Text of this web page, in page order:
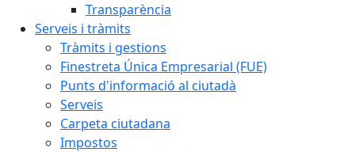
Transparència
Serveis i tràmits
Tràmits i gestions
Finestreta Única Empresarial (FUE)
Punts d'informació al ciutadà
Serveis
Carpeta ciutadana
Impostos